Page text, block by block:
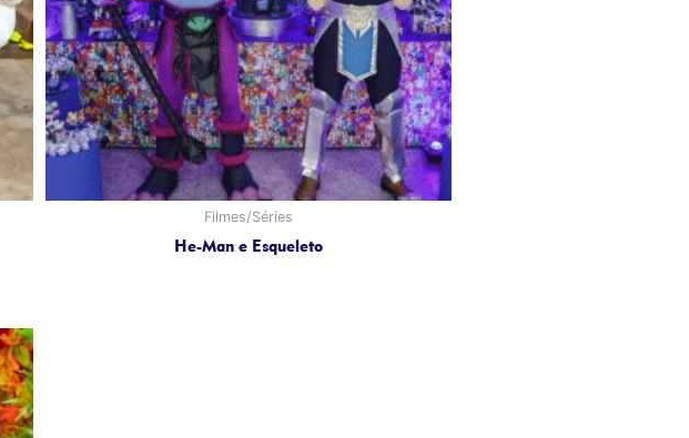
Filmes/Séries
He-Man e Esqueleto